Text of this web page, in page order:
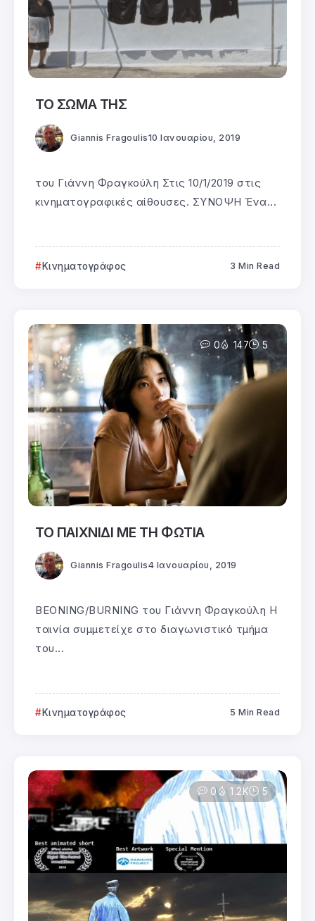
ΤΟ ΣΩΜΑ ΤΗΣ
Giannis Fragoulis10 Ιανουαρίου, 2019
του Γιάννη Φραγκούλη Στις 10/1/2019 στις
κινηματογραφικές αίθουσες. ΣΥΝΟΨΗ Ένα...
Κινηματογράφος 3 Min Read
0 147 5
ΤΟ ΠΑΙΧΝΙΔΙ ΜΕ ΤΗ ΦΩΤΙΑ
Giannis Fragoulis4 Ιανουαρίου, 2019
BEONING/BURNING του Γιάννη Φραγκούλη Η
ταινία συμμετείχε στο διαγωνιστικό τμήμα
του...
Κινηματογράφος 5 Min Read
0 1.2K 5